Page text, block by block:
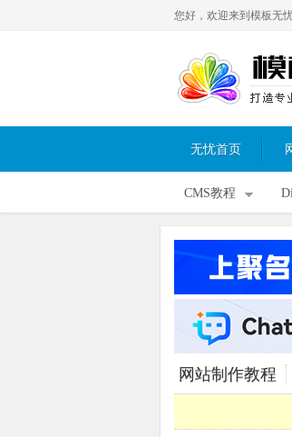
您好，欢迎来到模板无忧
无忧首页
CMS教程
网站制作教程